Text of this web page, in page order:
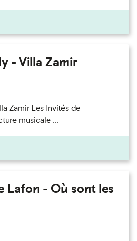
- Villa Zamir
Zamir Les Invités de
musicale ...
Lafon - Où sont les